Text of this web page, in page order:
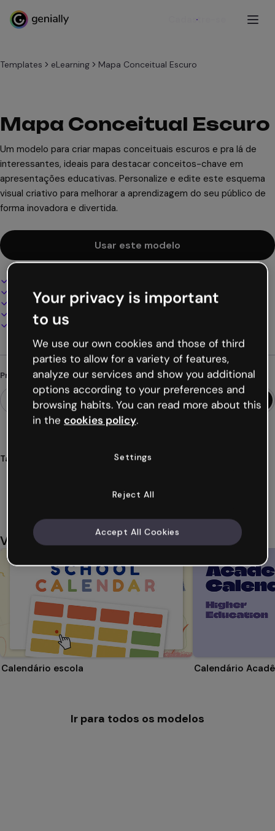
Cadastre-se
Templates eLearning Mapa Conceitual Escuro
Mapa Conceitual Escuro
Um modelo para criar mapas conceituais escuros e pra lá de
interessantes, ideais para destacar conceitos-chave em
apresentações educativas. Personalize e edite este esquema
visual criativo para melhorar a aprendizagem do seu público de
forma inovadora e divertida.
Usar este modelo
100% personalizável
Adicione áudio, vídeo e multimídia
Apresente, compartilhe ou publique online
Baixe em PDF, MP4 e outros formatos
Procurando algo diferente?
Tags
Você também pode gostar
Calendário escola
Ir para todos os modelos
Your privacy is important
to us
We use our own cookies and those of third
parties to allow for a variety of features,
analyze our services and show you additional
options according to your preferences and
browsing habits. You can read more about this
in the cookies policy.
Settings
Reject All
Accept All Cookies